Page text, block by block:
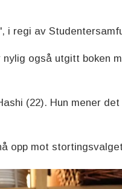
i regi av
også utgitt boken
(22). Hun mener
opp mot